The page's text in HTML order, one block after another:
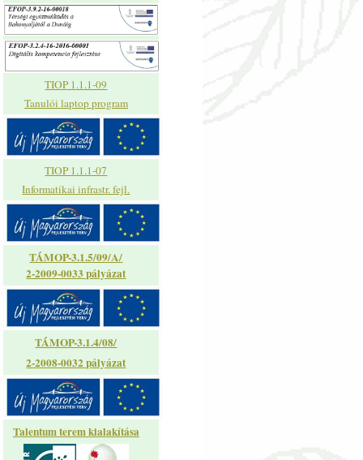
TIOP 1.1.1-09
Tanulói laptop program
TIOP 1.1.1-07
Informatikai infrastr. fejl.
TÁMOP-3.1.5/09/A/
2-2009-0033 pályázat
TÁMOP-3.1.4/08/
2-2008-0032 pályázat
Talentum terem kialakítása